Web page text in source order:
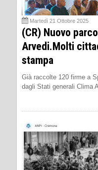
Martedì 21 Ottobre 2025
(CR) Nuovo
Arvedi.Molti
stampa
Già raccolte 120 firme a
dagli Stati generali Clima